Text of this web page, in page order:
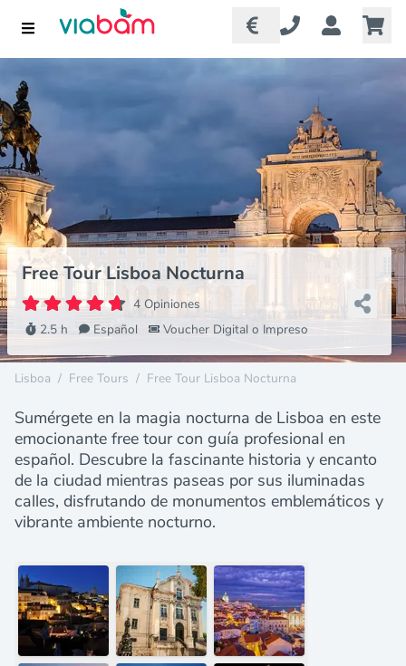
Free Tour Lisboa Nocturna
4 Opiniones
2.5 h
Español Voucher Digital o Impreso
Lisboa / Free Tours / Free Tour Lisboa Nocturna
Sumérgete en la magia nocturna de Lisboa en este
emocionante free tour con guía profesional en
español. Descubre la fascinante historia y encanto
de la ciudad mientras paseas por sus iluminadas
calles, disfrutando de monumentos emblemáticos y
vibrante ambiente nocturno.